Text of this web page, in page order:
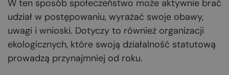
W ten sposób społeczeństwo może aktywnie brać
udział w postępowaniu, wyrażać swoje obawy,
uwagi i wnioski. Dotyczy to również organizacji
ekologicznych, które swoją działalność statutową
prowadzą przynajmniej od roku.